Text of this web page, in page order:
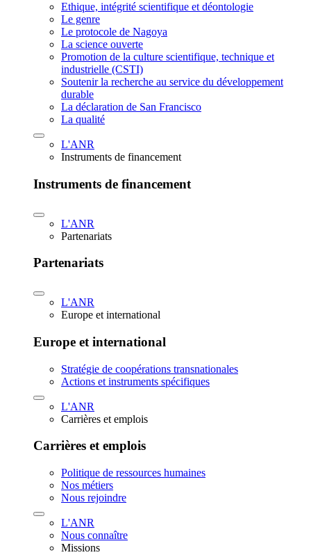
Ethique, intégrité scientifique et déontologie
Le genre
Le protocole de Nagoya
La science ouverte
Promotion de la culture scientifique, technique et
industrielle (CSTI)
Soutenir la recherche au service du développement
durable
La déclaration de San Francisco
La qualité
L'ANR
Instruments de financement
Instruments de financement
L'ANR
Partenariats
Partenariats
L'ANR
Europe et international
Europe et international
Stratégie de coopérations transnationales
Actions et instruments spécifiques
L'ANR
Carrières et emplois
Carrières et emplois
Politique de ressources humaines
Nos métiers
Nous rejoindre
L'ANR
Nous connaître
Missions